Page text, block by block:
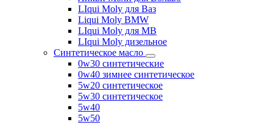
LIqui Moly для Ваз
Liqui Moly BMW
LIqui Moly для MB
LIqui Moly дизельное
Синтетическое масло
0w30 синтетические
0w40 зимнее синтетическое
5w20 синтетическое
5w30 синтетическое
5w40
5w50